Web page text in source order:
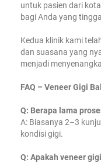
untuk pasien dari
bagi Anda yang
Kedua klinik kami
dan suasana yang
menjadi
FAQ – Veneer Gigi
Q: Berapa lama
A: Biasanya 2–3
kondisi gigi.
Q: Apakah veneer